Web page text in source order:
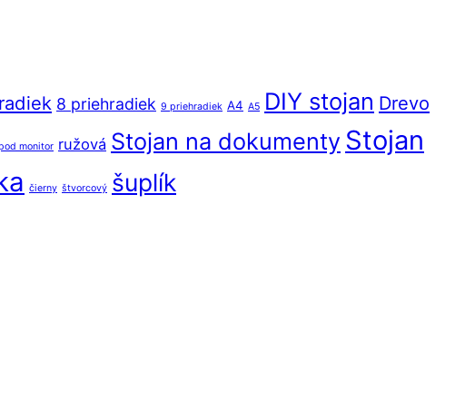
8 priehradiek 9 priehradiek A4 A5 DIY stojan Drevo
monitor ružová Stojan na dokumenty Stojan
čierny štvorcový šuplík